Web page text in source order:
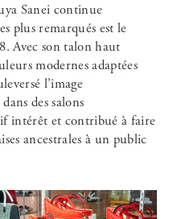
Sanei continue
plus remarqués est le
Avec son talon haut
modernes adaptées
l’image
des salons
intérêt et contribué à faire
ancestrales à un public